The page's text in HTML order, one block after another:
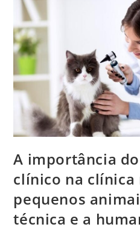
A importância
clínico na clínica
pequenos
técnica e a